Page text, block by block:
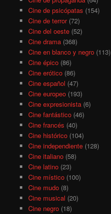
Cine de psicópatas (154)
Cine de terror(72)
Cine del oeste(52)
Cine drama(368)
Cine en blanco y negro(113)
Cine épico(86)
Cine erótico(86)
Cine español (47)
Cine europeo(193)
Cine expresionista(6)
Cine fantástico(46)
Cine francés (40)
Cine histórico(104)
Cine independiente(128)
Cine italiano(58)
Cine latino(23)
Cine místico(100)
Cine mudo(8)
Cine musical (20)
Cine negro(18)